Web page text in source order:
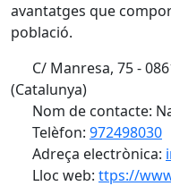
avantatges que
població.
C/ Manresa, 75 -
(Catalunya)
Nom de contacte:
Telèfon: 972498030
Adreça electrònica:
Lloc web: ttps://